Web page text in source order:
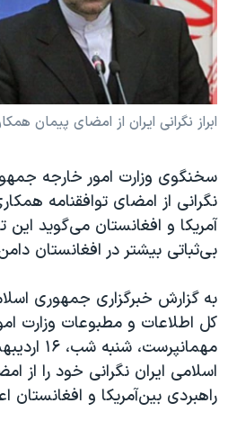
فرهنگ و زندگی
حقوق شهروندی
علم و فناوری
گالری عکس
آرشیو پخش زنده
مستندها
انتخابات ریاست جمهوری آمریکا ۲۰۲۴
حمله جمهوری اسلامی به اسرائیل
رمز مهسا
اعتراضات زن، زندگی، آزادی
مجموعه مستندهای دادخواهی
تریبونال مردمی آبان ۹۸
چهل سال گروگان‌گیری
قانون شفافیت دارائی کادر رهبری
اعتراضات مردمی آبان ۹۸
اسرائیل در جنگ
دنبال کنید
ابراز نگرانی ایران از امضای پیمان
سخنگوی وزارت امور خارجه
نگرانی از امضای توافقنامه
آمریکا و افغانستان می‌گوید این
بی‌ثباتی بیشتر در افغانستان
به گزارش خبرگزاری جمهوری
کل اطلاعات و مطبوعات وزارت
اسلامی ایران نگرانی خود را از
راهبردی بین‌آمریکا و افغانستان